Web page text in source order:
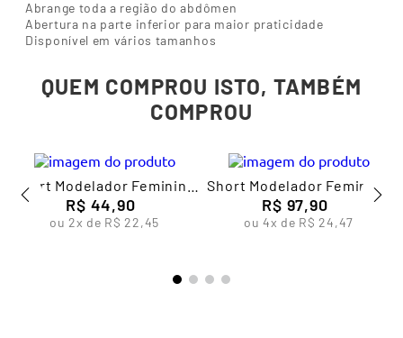
Abrange toda a região do abdômen
Abertura na parte inferior para maior praticidade
Disponível em vários tamanhos
QUEM COMPROU ISTO, TAMBÉM
COMPROU
Short Modelador Feminino
Lupo
R$ 44,90
ou2x de R$ 22,45
Short Modelador Feminino
Lupo
R$ 97,90
ou4x de R$ 24,47